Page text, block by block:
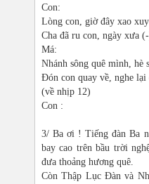
Con:
Lòng con, giờ đây xao
Cha đã ru con, ngày xưa
Má:
Nhánh sông quê mình, hè
Đón con quay về, nghe lại
(về nhịp 12)
Con :
3/ Ba ơi ! Tiếng đàn Ba
bay cao trên bầu trời
đưa thoảng hương quê.
Còn Thập Lục Đàn và